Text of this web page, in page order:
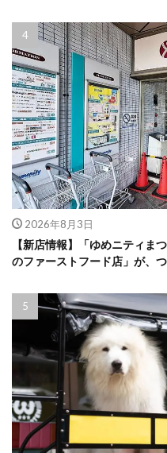
2026年8月3日
【新店情報】「ゆめニティま
のファーストフード店」が、